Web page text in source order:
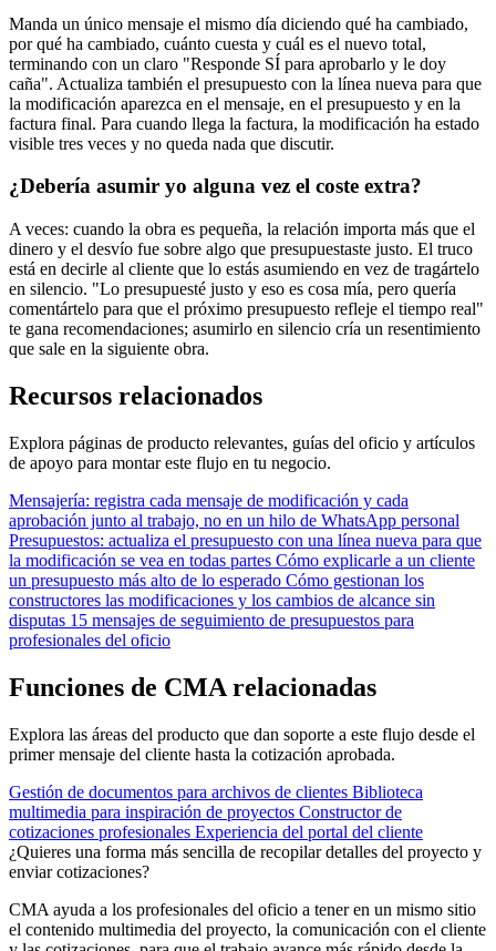
Manda un único mensaje el mismo día diciendo qué ha cambiado,
por qué ha cambiado, cuánto cuesta y cuál es el nuevo total,
terminando con un claro "Responde SÍ para aprobarlo y le doy
caña". Actualiza también el presupuesto con la línea nueva para que
la modificación aparezca en el mensaje, en el presupuesto y en la
factura final. Para cuando llega la factura, la modificación ha estado
visible tres veces y no queda nada que discutir.
¿Debería asumir yo alguna vez el coste extra?
A veces: cuando la obra es pequeña, la relación importa más que el
dinero y el desvío fue sobre algo que presupuestaste justo. El truco
está en decirle al cliente que lo estás asumiendo en vez de tragártelo
en silencio. "Lo presupuesté justo y eso es cosa mía, pero quería
comentártelo para que el próximo presupuesto refleje el tiempo real"
te gana recomendaciones; asumirlo en silencio cría un resentimiento
que sale en la siguiente obra.
Recursos relacionados
Explora páginas de producto relevantes, guías del oficio y artículos
de apoyo para montar este flujo en tu negocio.
Mensajería: registra cada mensaje de modificación y cada
aprobación junto al trabajo, no en un hilo de WhatsApp personal
Presupuestos: actualiza el presupuesto con una línea nueva para que
la modificación se vea en todas partes Cómo explicarle a un cliente
un presupuesto más alto de lo esperado Cómo gestionan los
constructores las modificaciones y los cambios de alcance sin
disputas 15 mensajes de seguimiento de presupuestos para
profesionales del oficio
Funciones de CMA relacionadas
Explora las áreas del producto que dan soporte a este flujo desde el
primer mensaje del cliente hasta la cotización aprobada.
Gestión de documentos para archivos de clientes Biblioteca
multimedia para inspiración de proyectos Constructor de
cotizaciones profesionales Experiencia del portal del cliente
¿Quieres una forma más sencilla de recopilar detalles del proyecto y
enviar cotizaciones?
CMA ayuda a los profesionales del oficio a tener en un mismo sitio
el contenido multimedia del proyecto, la comunicación con el cliente